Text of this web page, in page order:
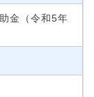
金（令和5年